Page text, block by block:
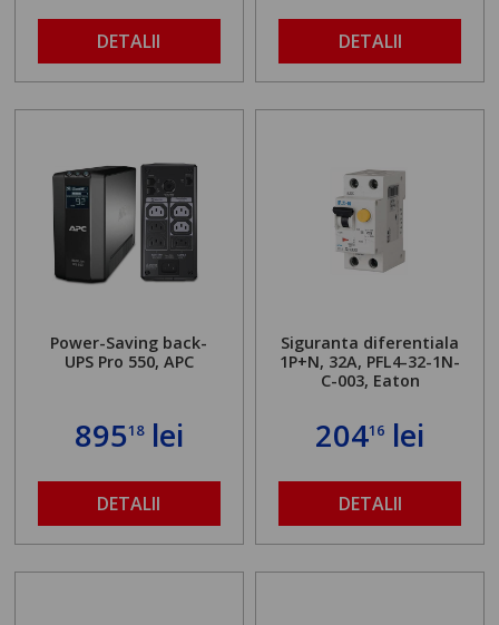
DETALII DETALII
Power-Saving back-
UPS Pro 550, APC
89518lei
DETALII
Siguranta diferentiala
1P+N, 32A, PFL4-32-1N-
C-003, Eaton
20416 lei
DETALII